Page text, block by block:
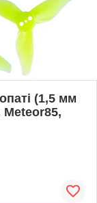
(1,5 мм
Meteor85,